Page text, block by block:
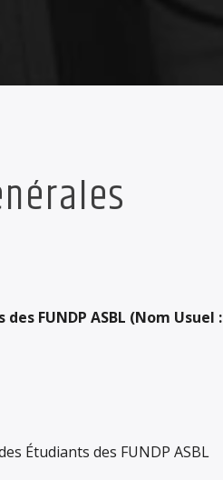
FUNDP ASBL (Nom Usuel :
Étudiants des FUNDP ASBL